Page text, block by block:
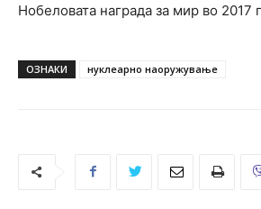
Нобеловата награда за мир во 2017
ОЗНАКИ нуклеарно наоружување